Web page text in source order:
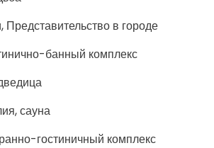
в городе
банный комплекс
сауна
гостиничный комплекс